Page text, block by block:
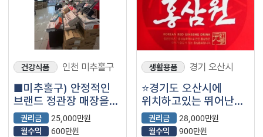
건강식품 인천 미추홀구
■미추홀구) 안정적인
브랜드 정관장 매장을
소개합니다.■
권리금
25,000만원
월수익
600만원
생활용품 경기 오산시
⭐경기도 오산시에
위치하고있는 뛰어난
안정성을 자랑하는
정관장입니다⭐
권리금
28,000만원
월수익
900만원